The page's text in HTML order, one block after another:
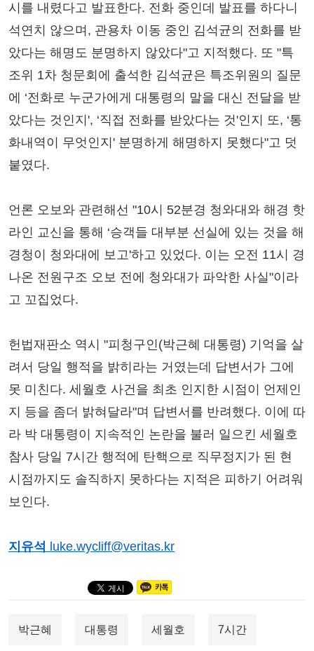
시를 내렸다고 발표한다. 전화 중인데 발표를 하다니
석연치 않으며, 관용차 이동 중인 김석균의 전화를 받
았다는 해명도 분명하지 않았다"고 지적했다. 또 "특
조위 1차 청문회에 출석한 김석균은 특조위원의 질문
에 ‘전화로 누군가에게 대통령의 말을 대신 전달을 받
았다는 것인지', ‘직접 전화를 받았다는 것'인지 또, ‘통
화내역이 무엇인지' 분명하게 해명하지 못했다"고 덧
붙였다.
언론 오보와 관련해선 "10시 52분경 청와대와 해경 핫
라인 교신을 통해 ‘승객들 대부분 선실에 있는 것을 해
경청이 청와대에 보고'하고 있었다. 이는 오전 11시 경
나온 전원구조 오보 전에 청와대가 파악한 사실"이라
고 꼬집었다.
헌법재판소 역시 "피청구인(박근혜 대통령) 기억을 살
려서 당일 행적을 밝히라는 거였는데 답변서가 그에
못 미친다. 세월호 사건을 최초 인지한 시점이 언제인
지 등을 좀더 밝혀달라"며 답변서를 반려했다. 이에 따
라 박 대통령이 지속적인 논란을 불러 일으킨 세월호
참사 당일 7시간 행적에 탄핵으로 직무정지가 된 현
시점까지도 솔직하지 못하다는 지적은 피하기 어려워
보인다.
지유석 luke.wycliff@veritas.kr
박근혜 대통령 세월호 7시간